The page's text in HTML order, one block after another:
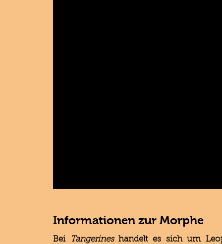
Informationen zur Morphe
Bei Tangerineshandelt es sich um